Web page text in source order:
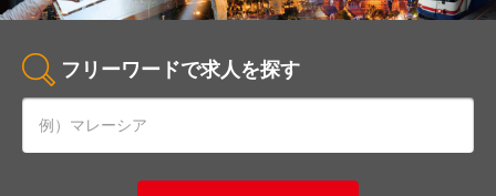
フリーワードで求人を探す